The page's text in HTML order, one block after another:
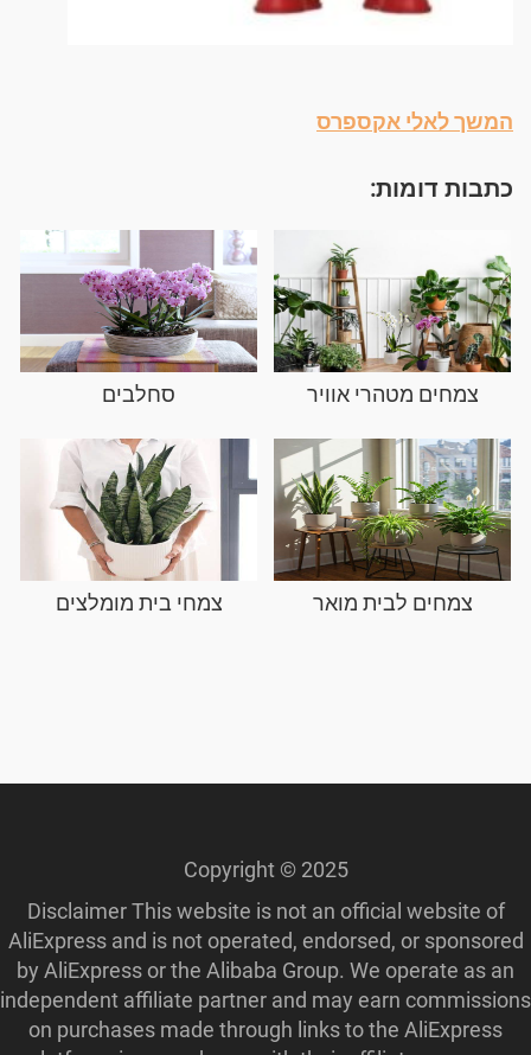
המשך לאלי אקספרס
כתבות דומות:
צמחים מטהרי אוויר סחלבים
צמחים לבית מואר צמחי בית מומלצים
Copyright © 2025
Disclaimer This website is not an official website of
AliExpress and is not operated, endorsed, or sponsored
by AliExpress or the Alibaba Group. We operate as an
independent affiliate partner and may earn commissions
on purchases made through links to the AliExpress